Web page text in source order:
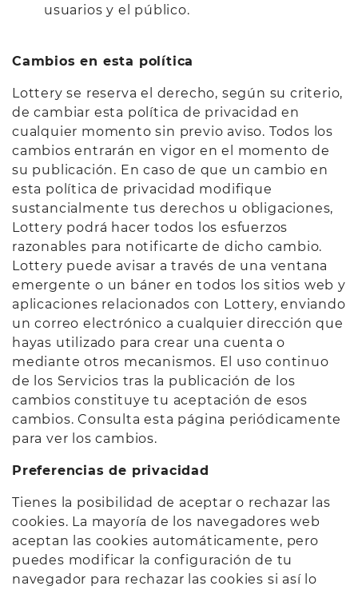
usuarios y el público.
Cambios en esta política
Lottery se reserva el derecho, según su criterio,
de cambiar esta política de privacidad en
cualquier momento sin previo aviso. Todos los
cambios entrarán en vigor en el momento de
su publicación. En caso de que un cambio en
esta política de privacidad modifique
sustancialmente tus derechos u obligaciones,
Lottery podrá hacer todos los esfuerzos
razonables para notificarte de dicho cambio.
Lottery puede avisar a través de una ventana
emergente o un báner en todos los sitios web y
aplicaciones relacionados con Lottery, enviando
un correo electrónico a cualquier dirección que
hayas utilizado para crear una cuenta o
mediante otros mecanismos. El uso continuo
de los Servicios tras la publicación de los
cambios constituye tu aceptación de esos
cambios. Consulta esta página periódicamente
para ver los cambios.
Preferencias de privacidad
Tienes la posibilidad de aceptar o rechazar las
cookies. La mayoría de los navegadores web
aceptan las cookies automáticamente, pero
puedes modificar la configuración de tu
navegador para rechazar las cookies si así lo